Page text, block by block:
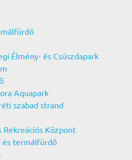
Élmény- és Csúszdapark
Aquapark
szabad strand
Rekreációs Központ
és termálfürdő